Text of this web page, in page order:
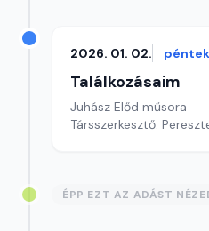
2026. 01. 02. péntek
Találkozásaim
Juhász Előd műsora
Társszerkesztő:
ÉPP EZT AZ ADÁST